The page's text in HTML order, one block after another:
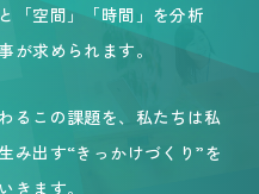
「空間」「時間」を分析
が求められます。
るこの課題を、私たちは私
み出す“きっかけづくり”を
きます。